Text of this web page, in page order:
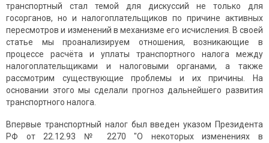
транспортный стал темой для дискуссий не только для
госорганов, но и налогоплательщиков по причине активных
пересмотров и изменений в механизме его исчисления. В своей
статье мы проанализируем отношения, возникающие в
процессе расчёта и уплаты транспортного налога между
налогоплательщиками и налоговыми органами, а также
рассмотрим существующие проблемы и их причины. На
основании этого мы сделали прогноз дальнейшего развития
транспортного налога.
Впервые транспортный налог был введен указом Президента
РФ от 22.12.93 № 2270 "О некоторых изменениях в